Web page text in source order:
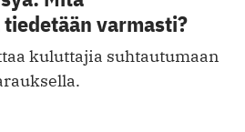
varmasti?
kuluttajia suhtautumaan